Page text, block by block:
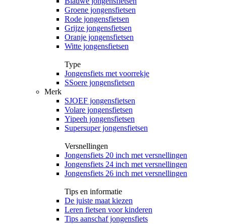
Groene jongensfietsen
Rode jongensfietsen
Grijze jongensfietsen
Oranje jongensfietsen
Witte jongensfietsen
Type
Jongensfiets met voorrekje
SSoere jongensfietsen
Merk
SJOEF jongensfietsen
Volare jongensfietsen
Yipeeh jongensfietsen
Supersuper jongensfietsen
Versnellingen
Jongensfiets 20 inch met versnellingen
Jongensfiets 24 inch met versnellingen
Jongensfiets 26 inch met versnellingen
Tips en informatie
De juiste maat kiezen
Leren fietsen voor kinderen
Tips aanschaf jongensfiets